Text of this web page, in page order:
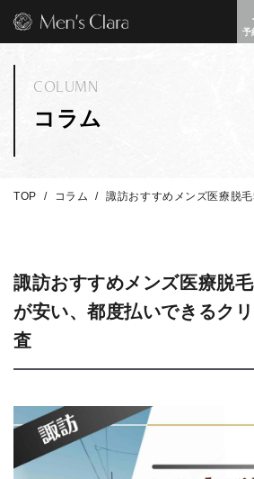
予
コラム
COLUMN
TOP コラム 諏訪おすすめメンズ医療脱
諏訪おすすめメンズ医療脱
が安い、都度払いできるク
査